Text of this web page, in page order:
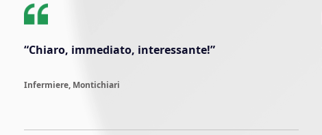
“Chiaro, immediato, interessante!”
Infermiere, Montichiari